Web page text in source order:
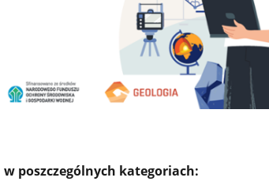
poszczególnych kategoriach: